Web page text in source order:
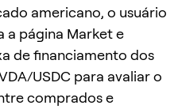
americano, o usuário
a página Market e
de financiamento dos
USDC para avaliar o
comprados e